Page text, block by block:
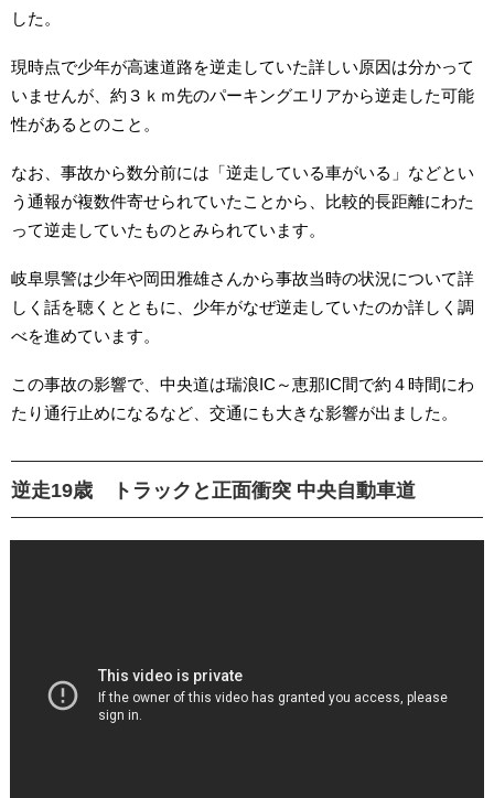
した。
現時点で少年が高速道路を逆走していた詳しい原因は分かって
いませんが、約３ｋｍ先のパーキングエリアから逆走した可能
性があるとのこと。
なお、事故から数分前には「逆走している車がいる」などとい
う通報が複数件寄せられていたことから、比較的長距離にわた
って逆走していたものとみられています。
岐阜県警は少年や岡田雅雄さんから事故当時の状況について詳
しく話を聴くとともに、少年がなぜ逆走していたのか詳しく調
べを進めています。
この事故の影響で、中央道は瑞浪IC～恵那IC間で約４時間にわ
たり通行止めになるなど、交通にも大きな影響が出ました。
逆走19歳 トラックと正面衝突 中央自動車道